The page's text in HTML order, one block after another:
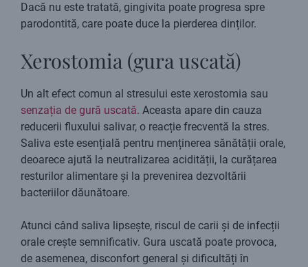
Dacă nu este tratată, gingivita poate progresa spre
parodontită, care poate duce la pierderea dinților.
Xerostomia (gura uscată)
Un alt efect comun al stresului este xerostomia sau
senzația de gură uscată. Aceasta apare din cauza
reducerii fluxului salivar, o reacție frecventă la stres.
Saliva este esențială pentru menținerea sănătății orale,
deoarece ajută la neutralizarea acidității, la curățarea
resturilor alimentare și la prevenirea dezvoltării
bacteriilor dăunătoare.
Atunci când saliva lipsește, riscul de carii și de infecții
orale crește semnificativ. Gura uscată poate provoca,
de asemenea, disconfort general și dificultăți în